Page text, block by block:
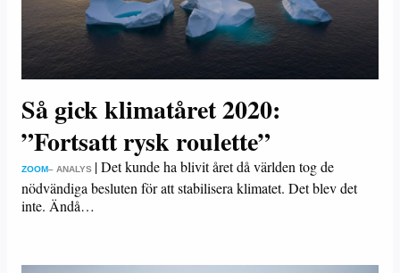
Så gick klimatåret 2020:
”Fortsatt rysk roulette”
ZOOM– ANALYS |Det kunde ha blivit året då världen tog de
nödvändiga besluten för att stabilisera klimatet. Det blev det
inte. Ändå…